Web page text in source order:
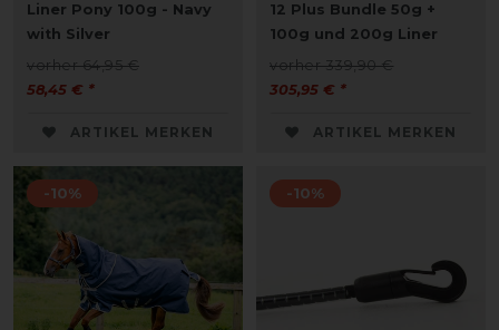
Liner Pony 100g - Navy
with Silver
vorher 64,95 €
58,45 € *
ARTIKEL MERKEN
12 Plus Bundle 50g +
100g und 200g Liner
vorher 339,90 €
305,95 € *
ARTIKEL MERKEN
-10% -10%